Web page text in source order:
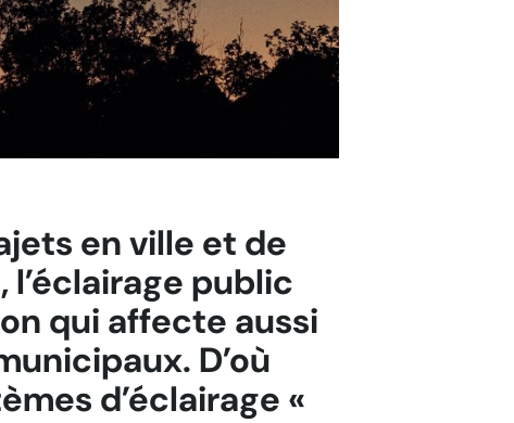
en ville et de
public
qui affecte aussi
D’où
d’éclairage «